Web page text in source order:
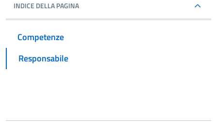
INDICE DELLA PAGINA
Competenze
Responsabile